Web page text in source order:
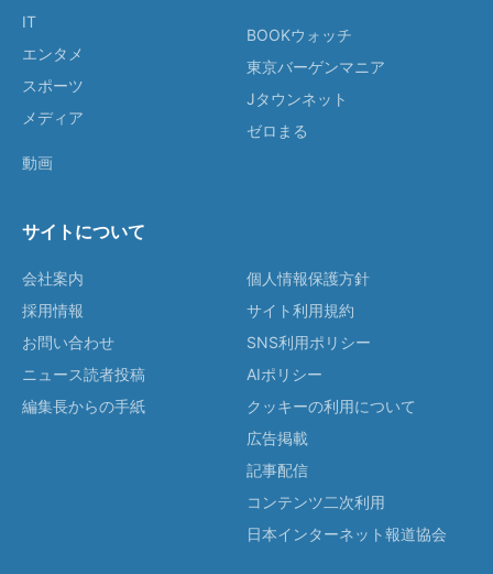
IT
エンタメ
スポーツ
メディア
動画
BOOKウォッチ
東京バーゲンマニア
Jタウンネット
ゼロまる
サイトについて
会社案内
採用情報
お問い合わせ
ニュース読者投稿
編集長からの手紙
個人情報保護方針
サイト利用規約
SNS利用ポリシー
AIポリシー
クッキーの利用について
広告掲載
記事配信
コンテンツ二次利用
日本インターネット報道協会